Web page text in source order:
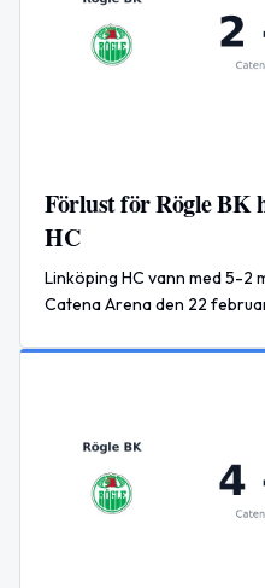
Förlust för Rögle BK
HC
Linköping HC vann med 5-2
Catena Arena den 22